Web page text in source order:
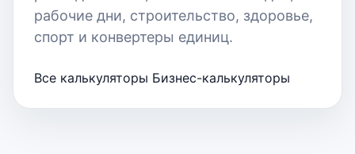
рабочие дни, строительство, здоровье,
спорт и конвертеры единиц.
Все калькуляторы Бизнес-калькуляторы